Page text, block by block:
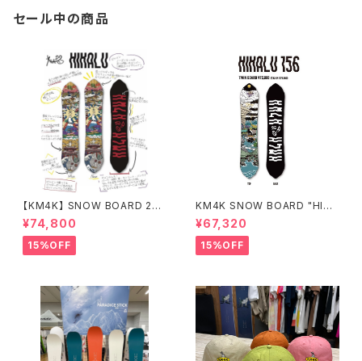
セール中の商品
【KM4K】 SNOW BOARD 25/
¥74,800
15%OFF
KM4K SNOW BOARD "HIKA
LU 156" 平良光シグネチャーボ
ード
¥67,320
15%OFF